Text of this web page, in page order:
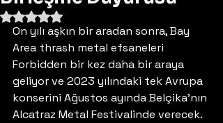
5 üzerinden NaN yıldız
On yılı aşkın bir aradan sonra, Bay
Area thrash metal efsaneleri
Forbidden bir kez daha bir araya
geliyor ve 2023 yılındaki tek Avrupa
konserini Ağustos ayında Belçika’nın
Alcatraz Metal Festivalinde verecek.